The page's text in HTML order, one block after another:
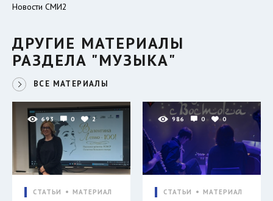
Новости СМИ2
ДРУГИЕ МАТЕРИАЛЫ
РАЗДЕЛА "МУЗЫКА"
ВСЕ МАТЕРИАЛЫ
693 0 2
СТАТЬИ МАТЕРИАЛ
986 0 0
СТАТЬИ МАТЕРИАЛ